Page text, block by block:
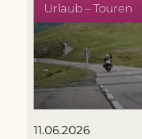
11.06.2026
Urlaub – Touren